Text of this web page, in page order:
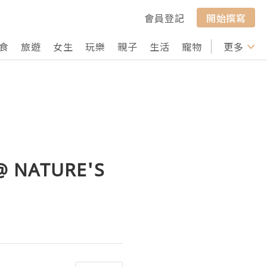
會員登記
開始撰寫
旅遊 女生 玩樂 親子 生活 寵物 行山 打卡
更多
NATURE'S